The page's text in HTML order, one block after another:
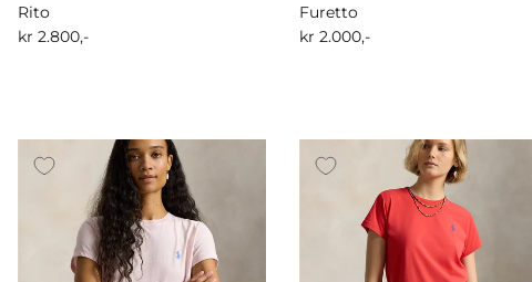
Rito
kr 2.800,-
Furetto
kr 2.000,-